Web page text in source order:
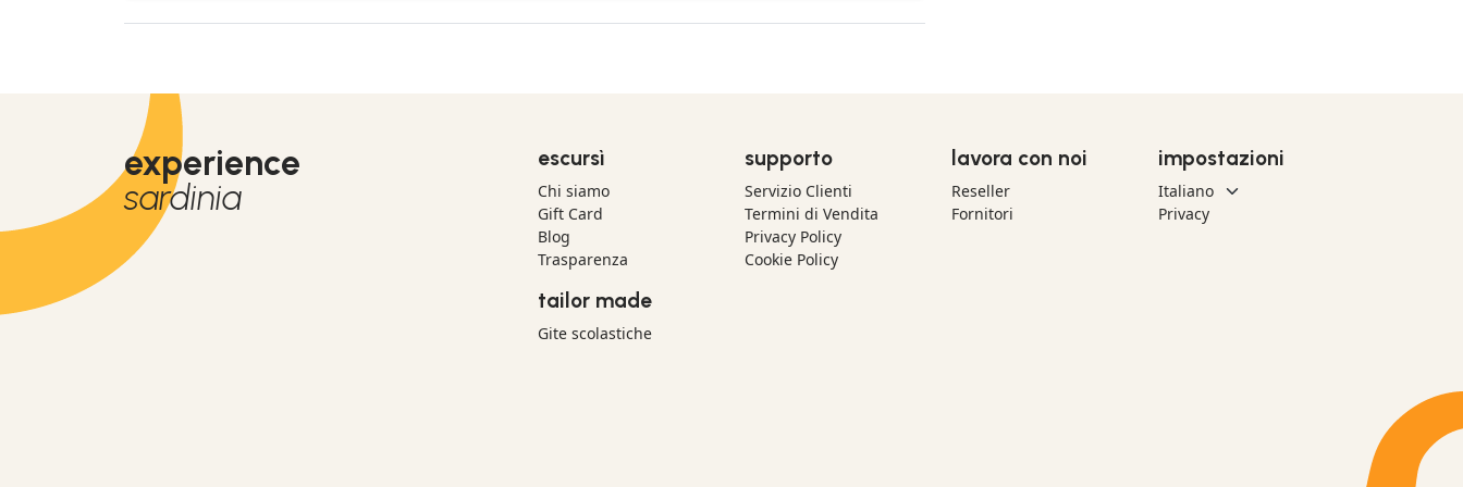
experience
sardinia
escursì
Chi siamo
Gift Card
Blog
Trasparenza
tailor made
Gite scolastiche
supporto
Servizio Clienti
Termini di Vendita
Privacy Policy
Cookie Policy
lavora con noi
Reseller
Fornitori
impostazioni
Privacy